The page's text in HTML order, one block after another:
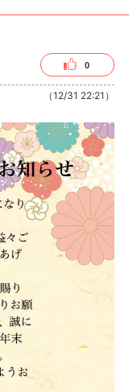
0
（12/31 22:21）